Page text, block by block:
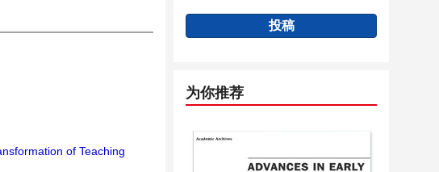
of Teaching
投稿
为你推荐